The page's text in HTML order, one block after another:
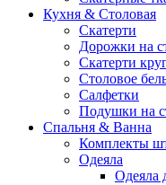
Кухня & Столовая
Скатерти
Дорожки на
Скатерти
Столовое
Салфетки
Подушки на
Спальня & Ванна
Комплекты
Одеяла
Одеяла